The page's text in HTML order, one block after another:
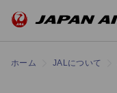
ホーム JALについて